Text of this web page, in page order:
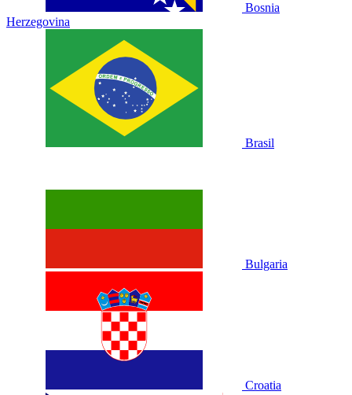
Bosnia
Herzegovina
Brasil
Bulgaria
Croatia